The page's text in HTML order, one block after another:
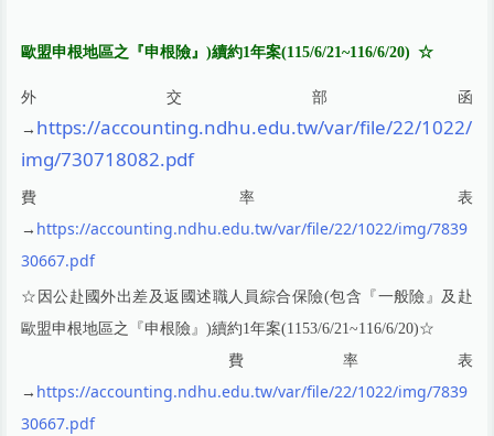
SOP 標準作業程序 Standard Operating Procedures
Q&A專區(Q＆A Zone)
歐盟申根地區之『申根險』)續約1年案(115/6/21~116/6/20) ☆
外交部函
→ https://accounting.ndhu.edu.tw/var/file/22/1022/
img/730718082.pdf
費率表
→ https://accounting.ndhu.edu.tw/var/file/22/1022/img/7839
30667.pdf
☆ 因公赴國外出差及返國述職人員綜合保險(包含『一般險』及赴
歐盟申根地區之『申根險』)續約1年案(1153/6/21~116/6/20)☆
費率表
→ https://accounting.ndhu.edu.tw/var/file/22/1022/img/7839
30667.pdf